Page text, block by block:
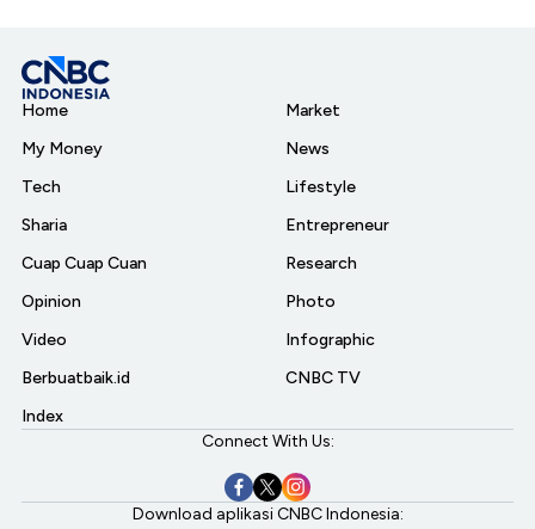
Home
My Money
Tech
Sharia
Cuap Cuap Cuan
Opinion
Video
Berbuatbaik.id
Index
Market
News
Lifestyle
Entrepreneur
Research
Photo
Infographic
CNBC TV
Connect With Us:
Download aplikasi CNBC Indonesia: